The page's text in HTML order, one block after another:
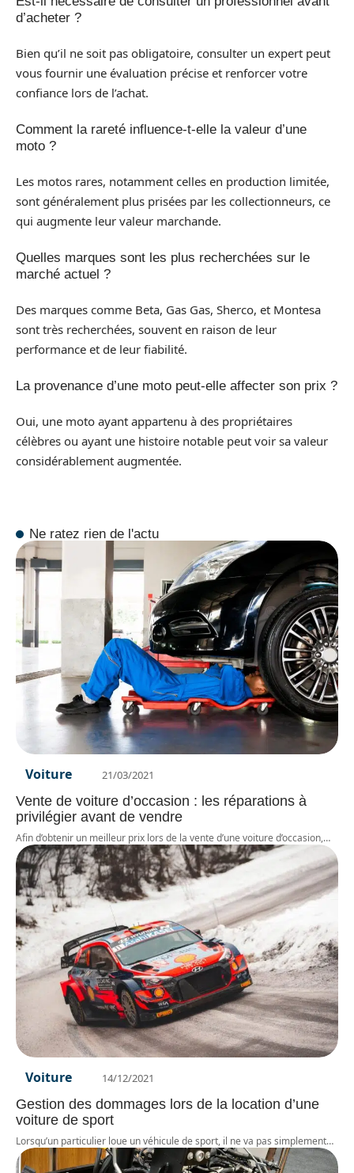
d’acheter ?
Bien qu’il ne soit pas obligatoire, consulter un expert peut
vous fournir une évaluation précise et renforcer votre
confiance lors de l’achat.
Comment la rareté influence-t-elle la valeur d’une
moto ?
Les motos rares, notamment celles en production limitée,
sont généralement plus prisées par les collectionneurs, ce
qui augmente leur valeur marchande.
Quelles marques sont les plus recherchées sur le
marché actuel ?
Des marques comme Beta, Gas Gas, Sherco, et Montesa
sont très recherchées, souvent en raison de leur
performance et de leur fiabilité.
La provenance d’une moto peut-elle affecter son prix ?
Oui, une moto ayant appartenu à des propriétaires
célèbres ou ayant une histoire notable peut voir sa valeur
considérablement augmentée.
Ne ratez rien de l'actu
Voiture 21/03/2021
Vente de voiture d’occasion : les réparations à
privilégier avant de vendre
Afin d’obtenir un meilleur prix lors de la vente d’une voiture d’occasion,…
Voiture 14/12/2021
Gestion des dommages lors de la location d’une
voiture de sport
Lorsqu’un particulier loue un véhicule de sport, il ne va pas simplement…